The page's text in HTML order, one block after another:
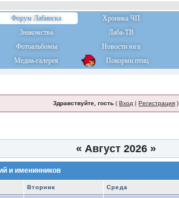
Форум Лабинска
Хроника ЧП
Знакомства
Лаба-ТВ
Фотоальбомы
Новости юга
Медиа-галерея Покорми птиц
Здравствуйте, гость (Вход |Регистрация )
« Август 2026 »
и именинников
Вторник Среда